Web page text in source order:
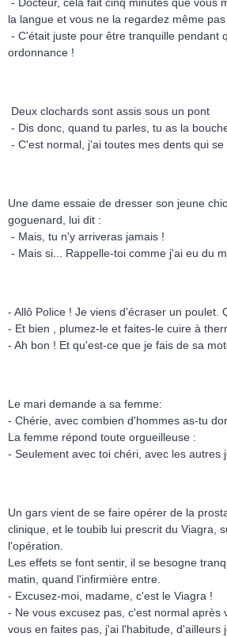
la langue et vous ne la regardez même pas
- C'était juste pour être tranquille pendant
ordonnance !
Deux clochards sont assis sous un pont
- Dis donc, quand tu parles, tu as la
- C'est normal, j'ai toutes mes dents qui se
Une dame essaie de dresser son jeune
goguenard, lui dit :
- Mais, tu n'y arriveras jamais !
- Mais si... Rappelle-toi comme j'ai eu du
- Allô Police ! Je viens d'écraser un poulet.
- Et bien , plumez-le et faites-le cuire à
- Ah bon ! Et qu'est-ce que je fais de sa
Le mari demande a sa femme:
- Chérie, avec combien d'hommes as-tu
La femme répond toute orgueilleuse :
- Seulement avec toi chéri, avec les autres
Un gars vient de se faire opérer de la
clinique, et le toubib lui prescrit du Viagra,
l'opération.
Les effets se font sentir, il se besogne
matin, quand l'infirmière entre.
- Excusez-moi, madame, c'est le Viagra !
- Ne vous excusez pas, c'est normal après
vous en faites pas, j'ai l'habitude, d'ailleurs